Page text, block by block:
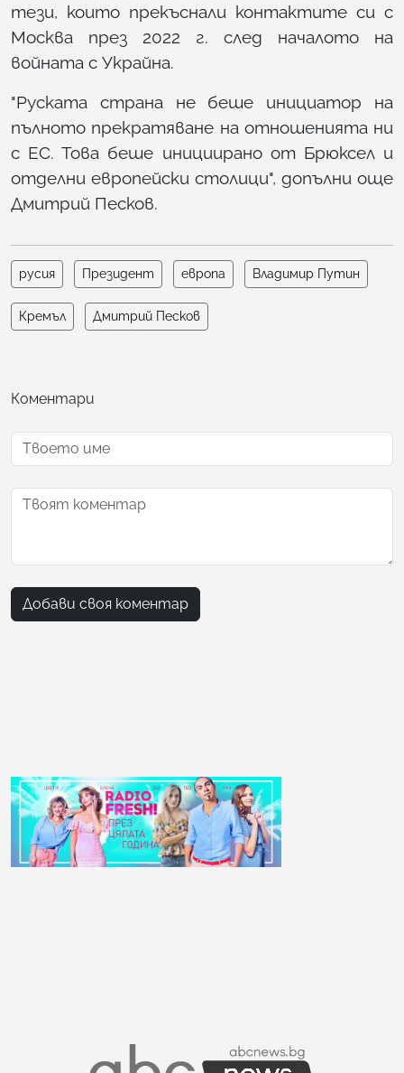
тези, които прекъснали контактите си с
Москва през 2022 г. след началото на
войната с Украйна.
"Руската страна не беше инициатор на
пълното прекратяване на отношенията ни
с ЕС. Това беше инициирано от Брюксел и
отделни европейски столици", допълни още
Дмитрий Песков.
русия Президент европа Владимир Путин
Кремъл Дмитрий Песков
Коментари
Добави своя коментар